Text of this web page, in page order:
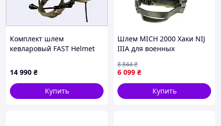
Комплект шлем
кевларовый FAST Helmet
M32 Mod3 с чебурашкой/
кавер L Мультика
881PB1703
14 990 ₴
Купить
Шлем MICH 2000 Хаки NIJ
IIIA для военных
с PE
6 099 ₴
8 844₴
Купить